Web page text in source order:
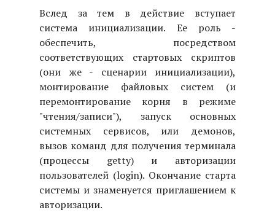
Вслед за тем в действие вступает
система инициализации. Ее роль -
обеспечить, посредством
соответствующих стартовых скриптов
(они же - сценарии инициализации),
монтирование файловых систем (и
перемонтирование корня в режиме
"чтения/записи"), запуск основных
системных сервисов, или демонов,
вызов команд для получения терминала
(процессы getty) и авторизации
пользователей (login). Окончание старта
системы и знаменуется приглашением к
авторизации.